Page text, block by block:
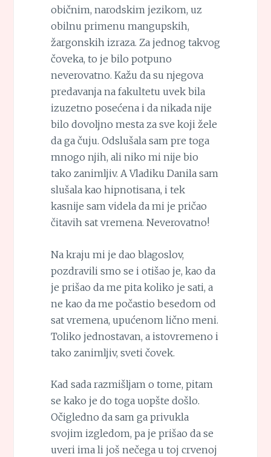
običnim, narodskim jezikom, uz
obilnu primenu mangupskih,
žargonskih izraza. Za jednog takvog
čoveka, to je bilo potpuno
neverovatno. Kažu da su njegova
predavanja na fakultetu uvek bila
izuzetno posećena i da nikada nije
bilo dovoljno mesta za sve koji žele
da ga čuju. Odslušala sam pre toga
mnogo njih, ali niko mi nije bio
tako zanimljiv. A Vladiku Danila sam
slušala kao hipnotisana, i tek
kasnije sam videla da mi je pričao
čitavih sat vremena. Neverovatno!
Na kraju mi je dao blagoslov,
pozdravili smo se i otišao je, kao da
je prišao da me pita koliko je sati, a
ne kao da me počastio besedom od
sat vremena, upućenom lično meni.
Toliko jednostavan, a istovremeno i
tako zanimljiv, sveti čovek.
Kad sada razmišljam o tome, pitam
se kako je do toga uopšte došlo.
Očigledno da sam ga privukla
svojim izgledom, pa je prišao da se
uveri ima li još nečega u toj crvenoj